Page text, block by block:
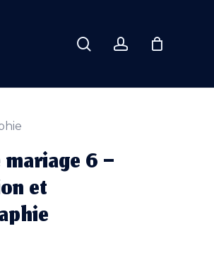
searchaccount
6 –
et